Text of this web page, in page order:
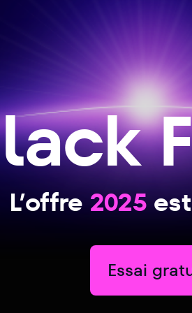
L’offre2025est
Essai